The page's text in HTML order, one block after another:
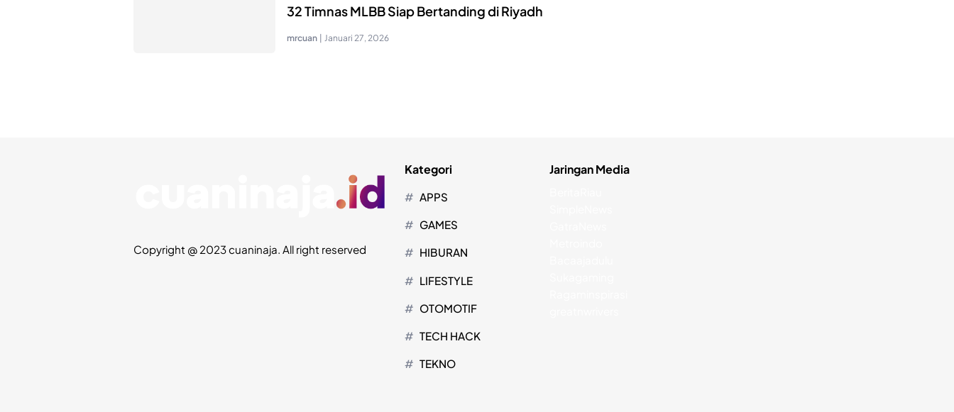
32 Timnas MLBB Siap Bertanding di Riyadh
mrcuan | Januari 27, 2026
Copyright @ 2023 cuaninaja. All right reserved
Kategori
APPS
GAMES
HIBURAN
LIFESTYLE
OTOMOTIF
TECH HACK
TEKNO
Jaringan Media